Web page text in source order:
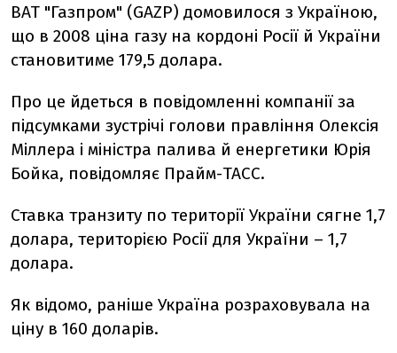
ВАТ "Газпром" (GAZP) домовилося з Україною,
що в 2008 ціна газу на кордоні Росії й України
становитиме 179,5 долара.
Про це йдеться в повідомленні компанії за
підсумками зустрічі голови правління Олексія
Міллера і міністра палива й енергетики Юрія
Бойка, повідомляє Прайм-ТАСС.
Ставка транзиту по території України сягне 1,7
долара, територією Росії для України – 1,7
долара.
Як відомо, раніше Україна розраховувала на
ціну в 160 доларів.